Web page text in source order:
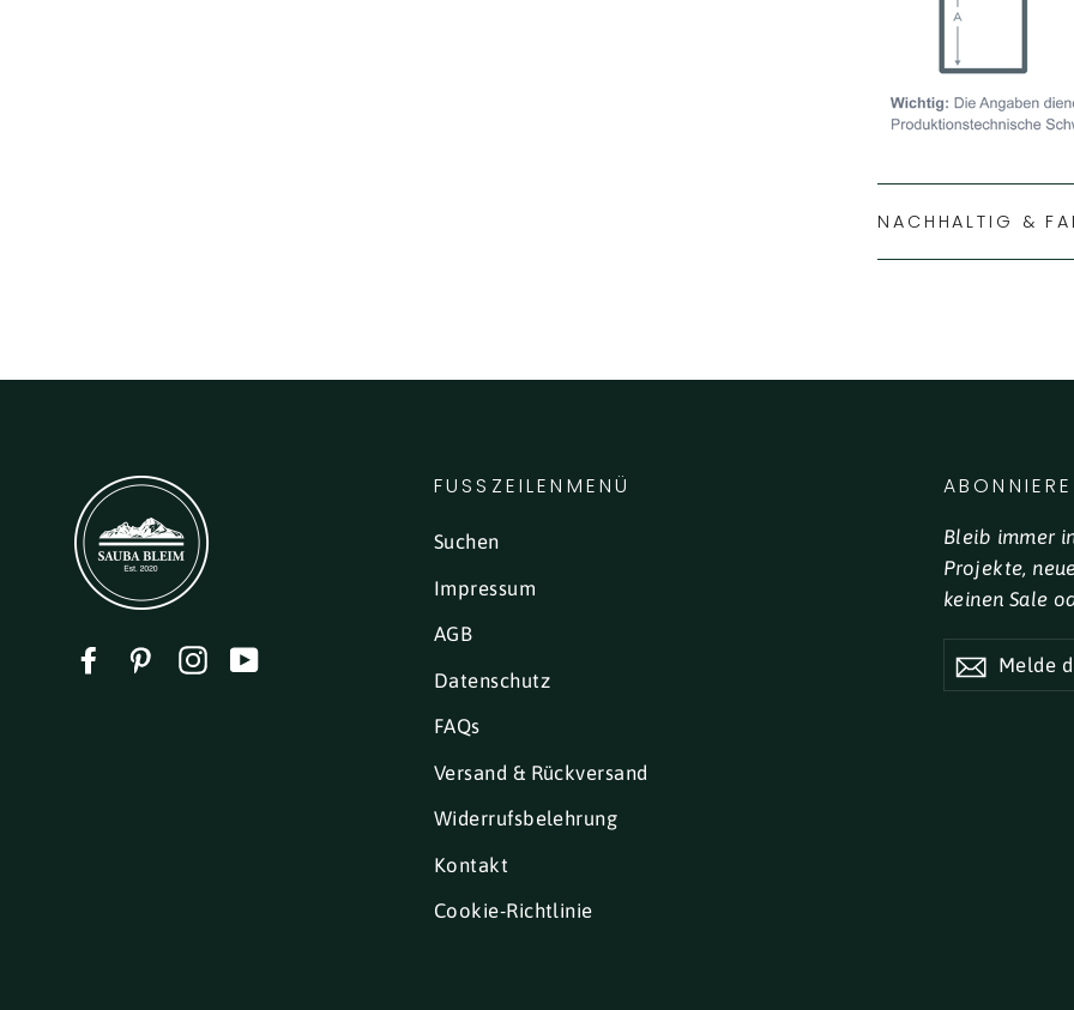
NACHHALTIG &
FacebookPinterestInstagram
FUSSZEILENMENÜ
Suchen
Impressum
AGB
Datenschutz
FAQs
Versand & Rückversand
Widerrufsbelehrung
Kontakt
Cookie-Richtlinie
Bleib immer
Projekte,
keinen Sale
DICH
FÜR